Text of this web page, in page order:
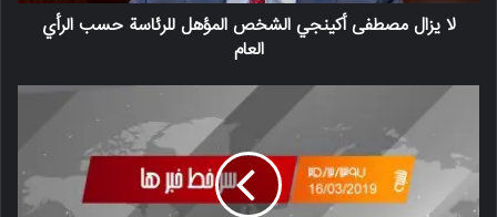
لا يزال مصطفى أكينجي الشخص المؤهل للرئاسة حسب الرأي
العام